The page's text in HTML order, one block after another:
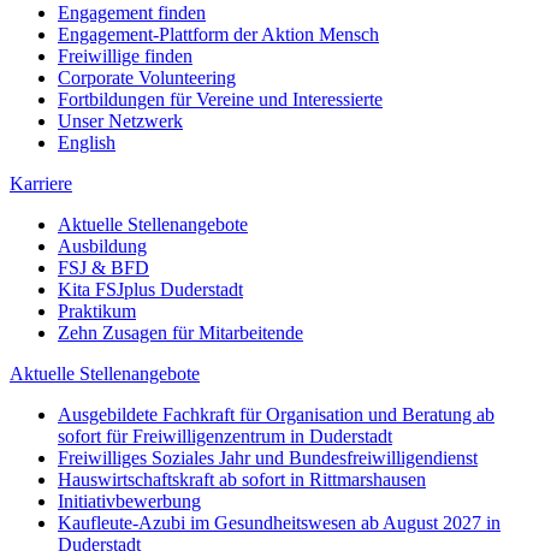
Engagement finden
Engagement-Plattform der Aktion Mensch
Freiwillige finden
Corporate Volunteering
Fortbildungen für Vereine und Interessierte
Unser Netzwerk
English
Karriere
Aktuelle Stellenangebote
Ausbildung
FSJ & BFD
Kita FSJplus Duderstadt
Praktikum
Zehn Zusagen für Mitarbeitende
Aktuelle Stellenangebote
Ausgebildete Fachkraft für Organisation und Beratung ab
sofort für Freiwilligenzentrum in Duderstadt
Freiwilliges Soziales Jahr und Bundesfreiwilligendienst
Hauswirtschaftskraft ab sofort in Rittmarshausen
Initiativbewerbung
Kaufleute-Azubi im Gesundheitswesen ab August 2027 in
Duderstadt